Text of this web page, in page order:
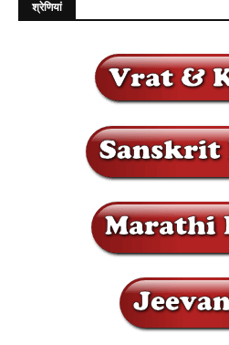
श्रेणियां